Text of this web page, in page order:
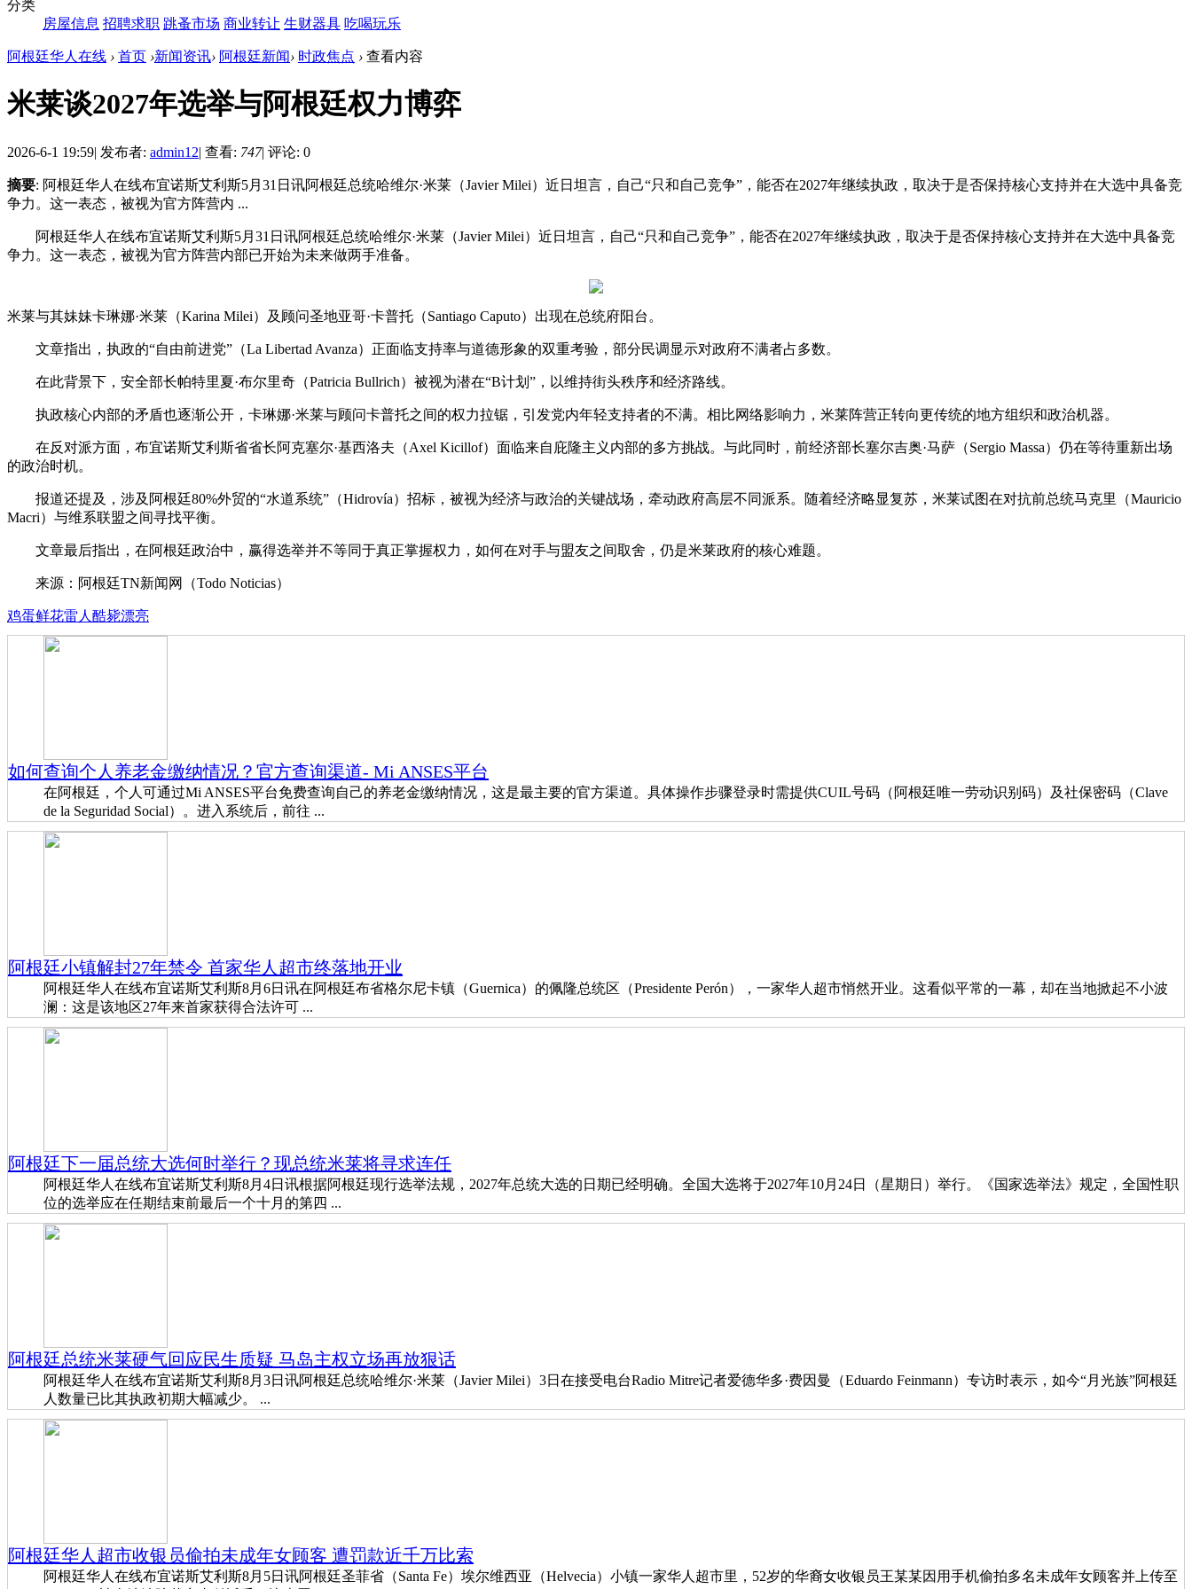
分类
房屋信息 招聘求职 跳蚤市场 商业转让 生财器具 吃喝玩乐
阿根廷华人在线 › 首页 ›新闻资讯› 阿根廷新闻› 时政焦点 › 查看内容
米莱谈2027年选举与阿根廷权力博弈
2026-6-1 19:59| 发布者: admin12| 查看: 747| 评论: 0
摘要: 阿根廷华人在线布宜诺斯艾利斯5月31日讯阿根廷总统哈维尔·米莱（Javier Milei）近日坦言，自己“只和自己竞争”，能否在2027年继续执政，取决于是否保持核心支持并在大选中具备竞
争力。这一表态，被视为官方阵营内 ...
阿根廷华人在线布宜诺斯艾利斯5月31日讯阿根廷总统哈维尔·米莱（Javier Milei）近日坦言，自己“只和自己竞争”，能否在2027年继续执政，取决于是否保持核心支持并在大选中具备竞
争力。这一表态，被视为官方阵营内部已开始为未来做两手准备。
米莱与其妹妹卡琳娜·米莱（Karina Milei）及顾问圣地亚哥·卡普托（Santiago Caputo）出现在总统府阳台。
文章指出，执政的“自由前进党”（La Libertad Avanza）正面临支持率与道德形象的双重考验，部分民调显示对政府不满者占多数。
在此背景下，安全部长帕特里夏·布尔里奇（Patricia Bullrich）被视为潜在“B计划”，以维持街头秩序和经济路线。
执政核心内部的矛盾也逐渐公开，卡琳娜·米莱与顾问卡普托之间的权力拉锯，引发党内年轻支持者的不满。相比网络影响力，米莱阵营正转向更传统的地方组织和政治机器。
在反对派方面，布宜诺斯艾利斯省省长阿克塞尔·基西洛夫（Axel Kicillof）面临来自庇隆主义内部的多方挑战。与此同时，前经济部长塞尔吉奥·马萨（Sergio Massa）仍在等待重新出场
的政治时机。
报道还提及，涉及阿根廷80%外贸的“水道系统”（Hidrovía）招标，被视为经济与政治的关键战场，牵动政府高层不同派系。随着经济略显复苏，米莱试图在对抗前总统马克里（Mauricio
Macri）与维系联盟之间寻找平衡。
文章最后指出，在阿根廷政治中，赢得选举并不等同于真正掌握权力，如何在对手与盟友之间取舍，仍是米莱政府的核心难题。
来源：阿根廷TN新闻网（Todo Noticias）
鸡蛋鲜花雷人 酷毙漂亮
如何查询个人养老金缴纳情况？官方查询渠道- Mi ANSES平台
在阿根廷，个人可通过Mi ANSES平台免费查询自己的养老金缴纳情况，这是最主要的官方渠道。具体操作步骤登录时需提供CUIL号码（阿根廷唯一劳动识别码）及社保密码（Clave
de la Seguridad Social）。进入系统后，前往 ...
阿根廷小镇解封27年禁令 首家华人超市终落地开业
阿根廷华人在线布宜诺斯艾利斯8月6日讯在阿根廷布省格尔尼卡镇（Guernica）的佩隆总统区（Presidente Perón），一家华人超市悄然开业。这看似平常的一幕，却在当地掀起不小波
澜：这是该地区27年来首家获得合法许可 ...
阿根廷下一届总统大选何时举行？现总统米莱将寻求连任
阿根廷华人在线布宜诺斯艾利斯8月4日讯根据阿根廷现行选举法规，2027年总统大选的日期已经明确。全国大选将于2027年10月24日（星期日）举行。《国家选举法》规定，全国性职
位的选举应在任期结束前最后一个十月的第四 ...
阿根廷总统米莱硬气回应民生质疑 马岛主权立场再放狠话
阿根廷华人在线布宜诺斯艾利斯8月3日讯阿根廷总统哈维尔·米莱（Javier Milei）3日在接受电台Radio Mitre记者爱德华多·费因曼（Eduardo Feinmann）专访时表示，如今“月光族”阿根廷
人数量已比其执政初期大幅减少。 ...
阿根廷华人超市收银员偷拍未成年女顾客 遭罚款近千万比索
阿根廷华人在线布宜诺斯艾利斯8月5日讯阿根廷圣菲省（Santa Fe）埃尔维西亚（Helvecia）小镇一家华人超市里，52岁的华裔女收银员王某某因用手机偷拍多名未成年女顾客并上传至